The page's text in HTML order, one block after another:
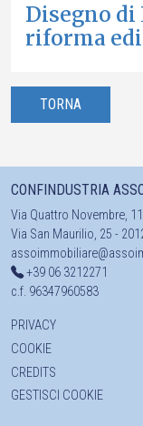
Disegno di
riforma
TORNA
CONFINDUSTRIA
Via Quattro Novembre,
Via San Maurilio, 25 -
+39 06 3212271
c.f. 96347960583
PRIVACY
COOKIE
CREDITS
GESTISCI COOKIE